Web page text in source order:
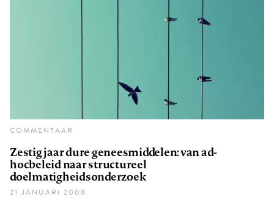
COMMENTAAR
Zestig jaar dure geneesmiddelen: van ad-
hocbeleid naar structureel
doelmatigheidsonderzoek
21 JANUARI 2008